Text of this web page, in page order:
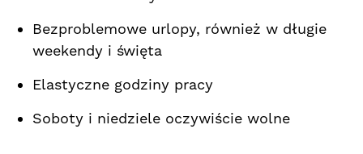
Bezproblemowe urlopy, również w długie
weekendy i święta
Elastyczne godziny pracy
Soboty i niedziele oczywiście wolne